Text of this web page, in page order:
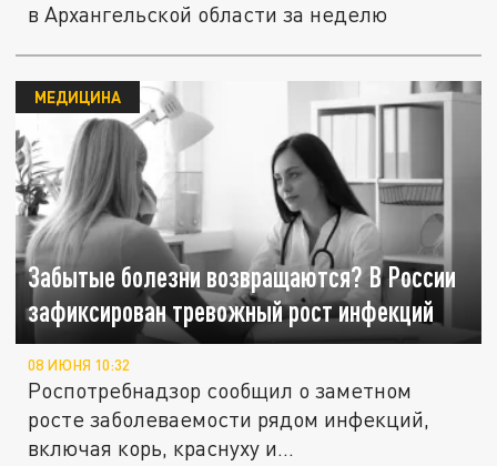
в Архангельской области за неделю
Забытые болезни возвращаются? В России
зафиксирован тревожный рост инфекций
МЕДИЦИНА
08 ИЮНЯ 10:32
Роспотребнадзор сообщил о заметном
росте заболеваемости рядом инфекций,
включая корь, краснуху и...